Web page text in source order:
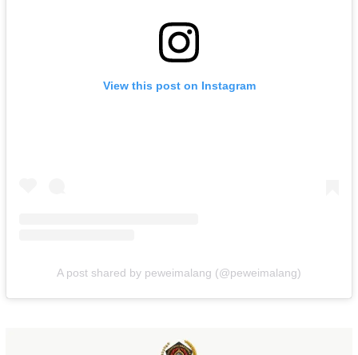
View this post on Instagram
A post shared by peweimalang (@peweimalang)